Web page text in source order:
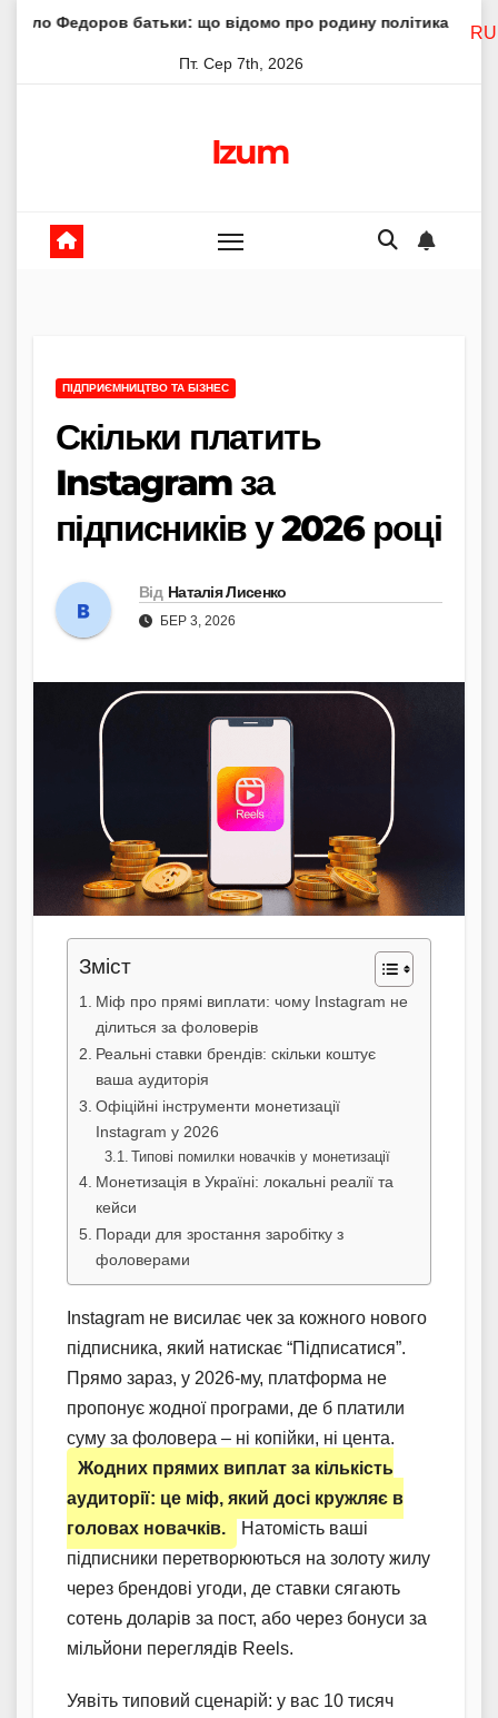
батьки: що відомо про родину політика Молитва
Пт. Сер 7th, 2026
Izum
ПІДПРИЄМНИЦТВО ТА БІЗНЕС
Скільки платить
Instagram за
підписників у 2026 році
Від Наталія Лисенко
БЕР 3, 2026
Зміст
Міф про прямі виплати: чому Instagram не
ділиться за фоловерів
Реальні ставки брендів: скільки коштує
ваша аудиторія
Офіційні інструменти монетизації
Instagram у 2026
Типові помилки новачків у монетизації
Монетизація в Україні: локальні реалії та
кейси
Поради для зростання заробітку з
фоловерами
Instagram не висилає чек за кожного нового
підписника, який натискає “Підписатися”.
Прямо зараз, у 2026-му, платформа не
пропонує жодної програми, де б платили
суму за фоловера – ні копійки, ні цента.
Жодних прямих виплат за кількість
аудиторії: це міф, який досі кружляє в
головах новачків.
Натомість ваші
підписники перетворюються на золоту жилу
через брендові угоди, де ставки сягають
сотень доларів за пост, або через бонуси за
мільйони переглядів Reels.
Уявіть типовий сценарій: у вас 10 тисяч
RU